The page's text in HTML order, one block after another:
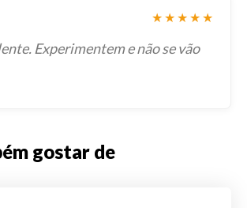
★★★★★
Experimentem e não se vão
gostar de